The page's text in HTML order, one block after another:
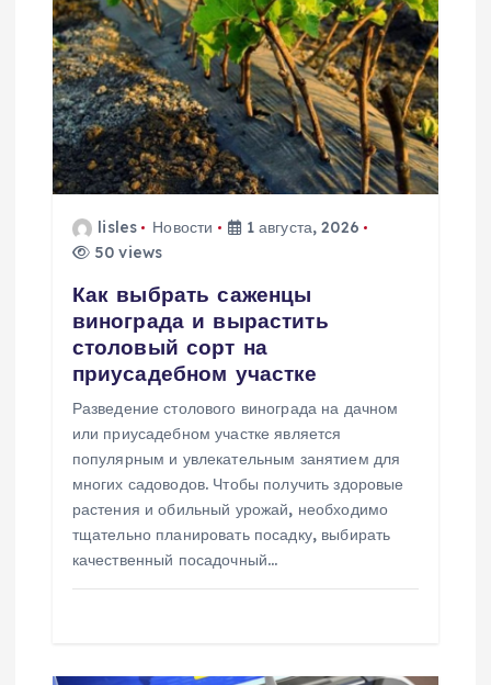
п
о
з
lisles Новости
1 августа, 2026
50 views
Как выбрать саженцы
винограда и вырастить
столовый сорт на
приусадебном участке
Разведение столового винограда на дачном
или приусадебном участке является
популярным и увлекательным занятием для
многих садоводов. Чтобы получить здоровые
растения и обильный урожай, необходимо
тщательно планировать посадку, выбирать
качественный посадочный…